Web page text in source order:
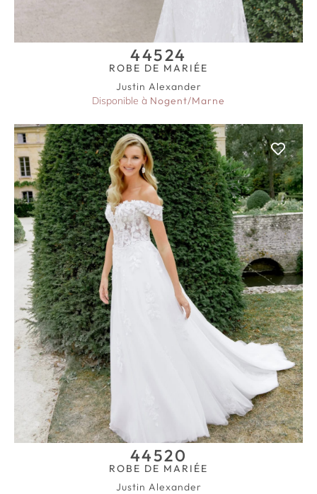
44524
ROBE DE MARIÉE
Justin Alexander
Disponible à Nogent/Marne
44520
ROBE DE MARIÉE
Justin Alexander